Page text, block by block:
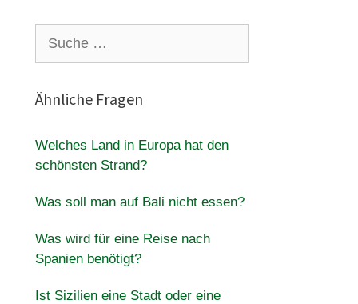
nach:
Ähnliche Fragen
Welches Land in Europa hat den
schönsten Strand?
Was soll man auf Bali nicht essen?
Was wird für eine Reise nach
Spanien benötigt?
Ist Sizilien eine Stadt oder eine